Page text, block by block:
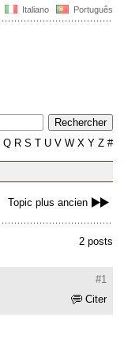
Italiano Português
Q R S T U V W X Y Z #
Topic plus ancien
2 posts
#1
Citer